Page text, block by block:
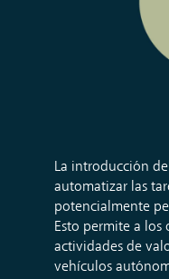
La introducción
automatizar las
potencialmente
Esto permite a los
actividades de
vehículos